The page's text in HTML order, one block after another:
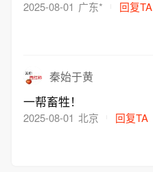
2025-08-01 广东* 回复TA
秦始于黄
一帮畜牲！
2025-08-01 北京 回复TA